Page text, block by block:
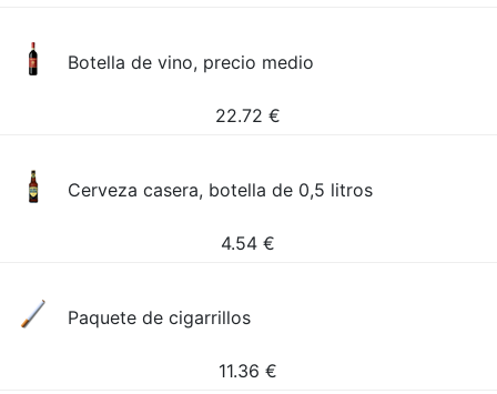
Botella de vino, precio medio
22.72 €
Cerveza casera, botella de 0,5 litros
4.54 €
Paquete de cigarrillos
11.36 €